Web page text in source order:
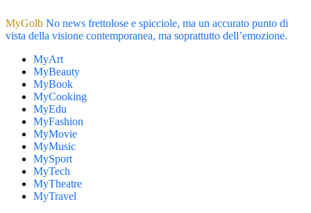
MyGolb No news frettolose e spicciole, ma un accurato punto di
vista della visione contemporanea, ma soprattutto dell’emozione.
MyArt
MyBeauty
MyBook
MyCooking
MyEdu
MyFashion
MyMovie
MyMusic
MySport
MyTech
MyTheatre
MyTravel